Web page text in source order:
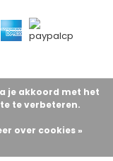
je akkoord met het
te verbeteren.
over cookies »